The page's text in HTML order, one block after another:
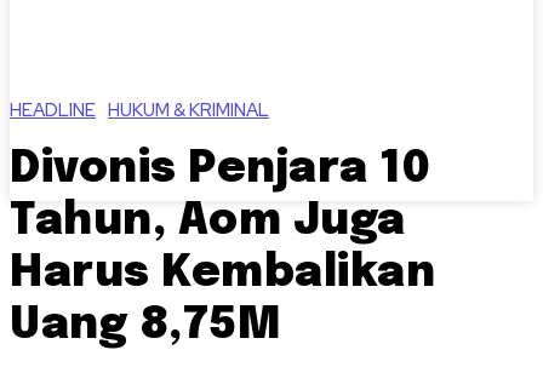
HEADLINE HUKUM & KRIMINAL
Divonis Penjara 10
Tahun, Aom Juga
Harus Kembalikan
Uang 8,75M